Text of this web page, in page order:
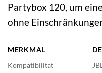
Partybox 120, um
ohne
MERKMAL
Kompatibilität